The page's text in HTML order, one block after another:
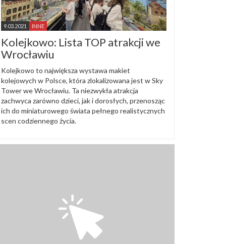
9.03.2021 INNE
Kolejkowo: Lista TOP atrakcji we
Wrocławiu
Kolejkowo to największa wystawa makiet
kolejowych w Polsce, która zlokalizowana jest w Sky
Tower we Wrocławiu. Ta niezwykła atrakcja
zachwyca zarówno dzieci, jak i dorosłych, przenosząc
ich do miniaturowego świata pełnego realistycznych
scen codziennego życia.